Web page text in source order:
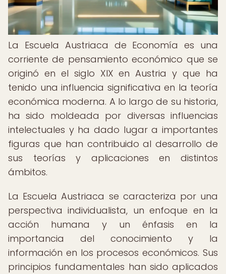
La Escuela Austriaca de Economía es una
corriente de pensamiento económico que se
originó en el siglo XIX en Austria y que ha
tenido una influencia significativa en la teoría
económica moderna. A lo largo de su historia,
ha sido moldeada por diversas influencias
intelectuales y ha dado lugar a importantes
figuras que han contribuido al desarrollo de
sus teorías y aplicaciones en distintos
ámbitos.
La Escuela Austriaca se caracteriza por una
perspectiva individualista, un enfoque en la
acción humana y un énfasis en la
importancia del conocimiento y la
información en los procesos económicos. Sus
principios fundamentales han sido aplicados